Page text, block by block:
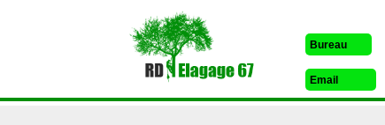
Bureau
Email